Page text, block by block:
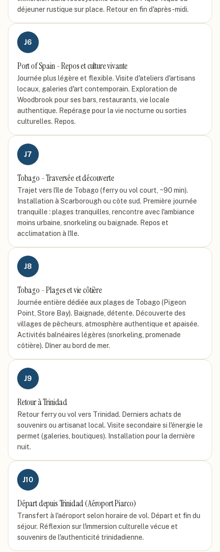
déjeuner rustique sur place. Retour en fin d'après-midi.
J6
Port of Spain - Repos et culture vivante
Journée plus légère et flexible. Visite d'ateliers d'artisans
locaux, galeries d'art contemporain. Exploration de
Woodbrook pour ses bars, restaurants, vie locale
authentique. Repérage pour la vie nocturne ou sorties
culturelles. Repos.
J7
Tobago - Traversée et découverte
Trajet vers l'île de Tobago (ferry ou vol court, ~90 min).
Installation à Scarborough ou côte sud. Première journée
tranquille : plages tranquilles, rencontre avec l'ambiance
moins urbaine, snorkeling ou baignade. Repos et
acclimatation à l'île.
J8
Tobago - Plages et vie côtière
Journée entière dédiée aux plages de Tobago (Pigeon
Point, Store Bay). Baignade, détente. Découverte des
villages de pêcheurs, atmosphère authentique et apaisée.
Activités balnéaires légères (snorkeling, promenade
côtière). Dîner au bord de mer.
J9
Retour à Trinidad
Retour ferry ou vol vers Trinidad. Derniers achats de
souvenirs ou artisanat local. Visite secondaire si l'énergie le
permet (galeries, boutiques). Installation pour la dernière
nuit.
J10
Départ depuis Trinidad (Aéroport Piarco)
Transfert à l'aéroport selon horaire de vol. Départ et fin du
séjour. Réflexion sur l'immersion culturelle vécue et
souvenirs de l'authenticité trinidadienne.